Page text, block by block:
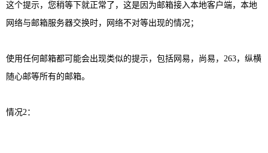
这个提示，您稍等下就正常了，这是因为邮箱接入本地客户端，本地
网络与邮箱服务器交换时，网络不对等出现的情况；
使用任何邮箱都可能会出现类似的提示，包括网易，尚易，263，纵横
随心邮等所有的邮箱。
情况2：